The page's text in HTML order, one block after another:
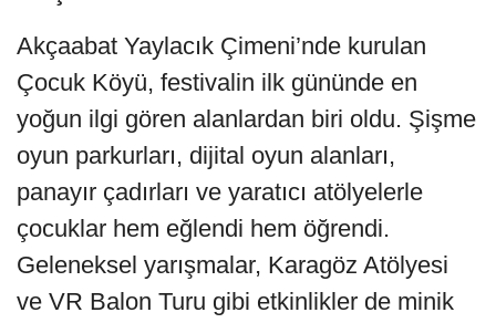
Akçaabat Yaylacık Çimeni’nde kurulan
Çocuk Köyü, festivalin ilk gününde en
yoğun ilgi gören alanlardan biri oldu. Şişme
oyun parkurları, dijital oyun alanları,
panayır çadırları ve yaratıcı atölyelerle
çocuklar hem eğlendi hem öğrendi.
Geleneksel yarışmalar, Karagöz Atölyesi
ve VR Balon Turu gibi etkinlikler de minik